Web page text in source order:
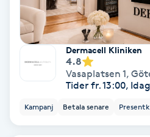
Picolaser
Piercing
Dermacell Kliniken
4.8
Vasaplatsen 1,
Tider fr. 13:00, Idag
Kampanj Betala senare